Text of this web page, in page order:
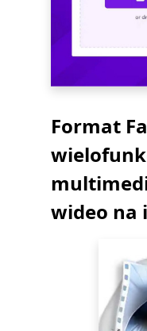
Format
wideo na